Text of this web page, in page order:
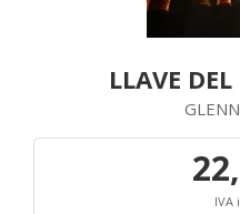
LLAVE
IVA